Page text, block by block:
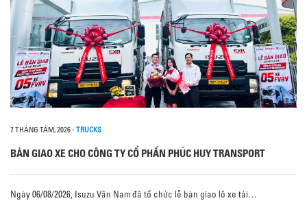
7 THÁNG TÁM, 2026- TRUCKS
BÀN GIAO XE CHO CÔNG TY CỔ PHẦN PHÚC HUY TRANSPORT
Ngày 06/08/2026, Isuzu Vân Nam đã tổ chức lễ bàn giao lô xe tải…